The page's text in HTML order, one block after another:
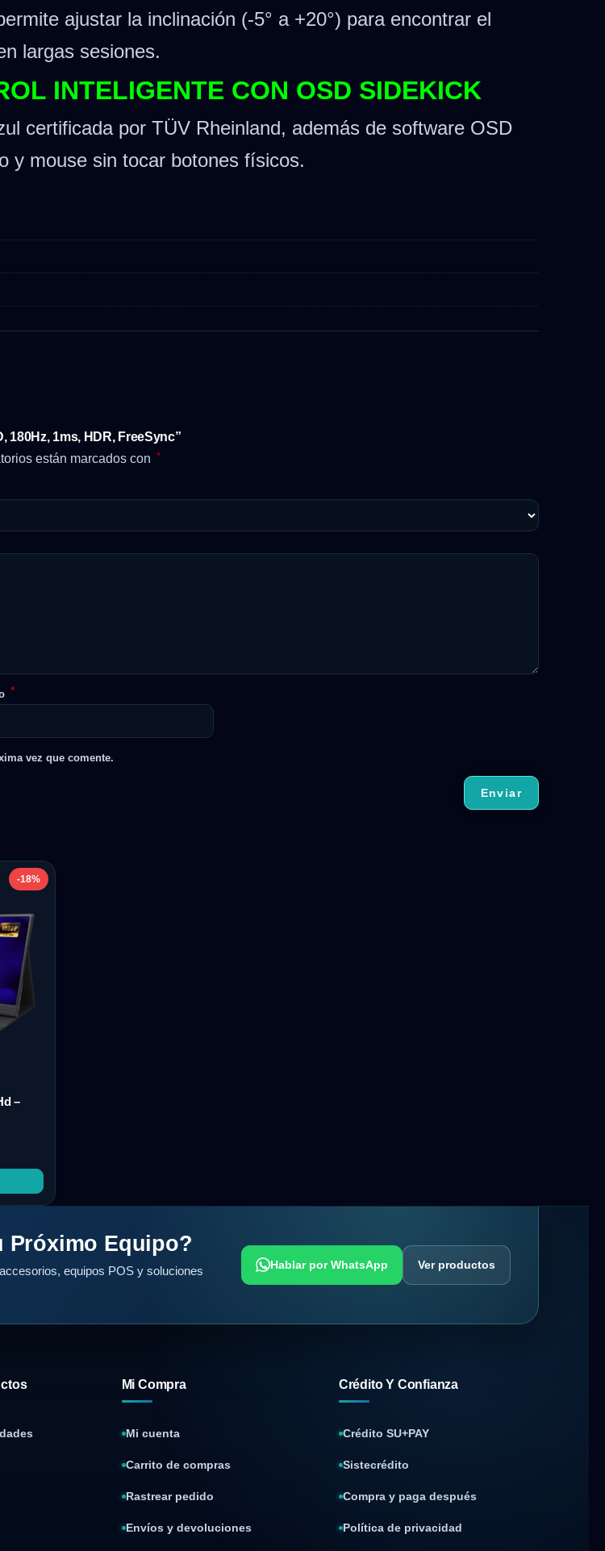
ajustar la inclinación (-5° a +20°) para encontrar el
largas sesiones.
INTELIGENTE CON OSD SIDEKICK
certificada por TÜV Rheinland, además de software OSD
y mouse sin tocar botones físicos.
180Hz, 1ms, HDR, FreeSync”
están marcados con *
*
vez que comente.
-18%
–
Próximo Equipo?
equipos POS y soluciones
Hablar por WhatsApp Ver productos
Mi Compra
Mi cuenta
Carrito de compras
Rastrear pedido
Envíos y devoluciones
Crédito Y Confianza
Crédito SU+PAY
Sistecrédito
Compra y paga después
Política de privacidad